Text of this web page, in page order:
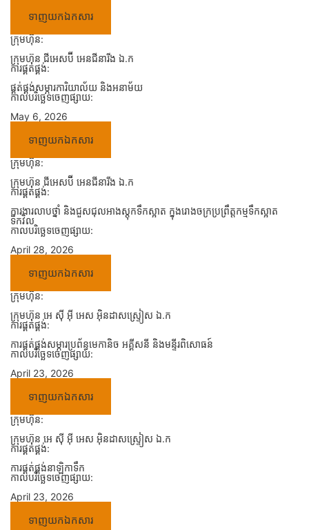
ទាញយកឯកសារ
ក្រុមហ៊ុន:
ក្រុមហ៊ុន ជីអេសប៊ី អេនជីនារីង ឯ.ក
ការផ្គត់ផ្គង់:
ផ្គត់ផ្គង់សម្ភារការិយាល័យ និងអនាម័យ
កាលបរិច្ឆេទចេញផ្សាយ:
May 6, 2026
ទាញយកឯកសារ
ក្រុមហ៊ុន:
ក្រុមហ៊ុន ជីអេសប៊ី អេនជីនារីង ឯ.ក
ការផ្គត់ផ្គង់:
ការងារលាបថ្នាំ និងជួសជុលអាងស្តុកទឹកស្អាត ក្នុងរោងចក្រប្រព្រឹត្តកម្មទឹកស្អាត
ទឹកវិល
កាលបរិច្ឆេទចេញផ្សាយ:
April 28, 2026
ទាញយកឯកសារ
ក្រុមហ៊ុន:
ក្រុមហ៊ុន អេ ស៊ី អ៊ី អេស អ៊ិនដាសស្ទ្រៀស ឯ.ក
ការផ្គត់ផ្គង់:
ការផ្គត់ផ្គង់សម្ភារប្រព័ន្ធមេកានិច អគ្គីសនី និងមន្ទីរពិសោធន៍
កាលបរិច្ឆេទចេញផ្សាយ:
April 23, 2026
ទាញយកឯកសារ
ក្រុមហ៊ុន:
ក្រុមហ៊ុន អេ ស៊ី អ៊ី អេស អ៊ិនដាសស្ទ្រៀស ឯ.ក
ការផ្គត់ផ្គង់:
ការផ្គត់ផ្គង់នាឡិកាទឹក
កាលបរិច្ឆេទចេញផ្សាយ:
April 23, 2026
ទាញយកឯកសារ